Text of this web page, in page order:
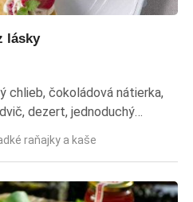
lásky
chlieb, čokoládová nátierka,
dezert, jednoduchý
raňajky a kaše